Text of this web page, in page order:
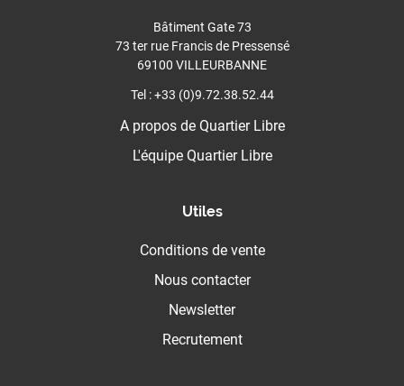
Bâtiment Gate 73
73 ter rue Francis de Pressensé
69100 VILLEURBANNE
Tel : +33 (0)9.72.38.52.44
A propos de Quartier Libre
L'équipe Quartier Libre
Utiles
Conditions de vente
Nous contacter
Newsletter
Recrutement